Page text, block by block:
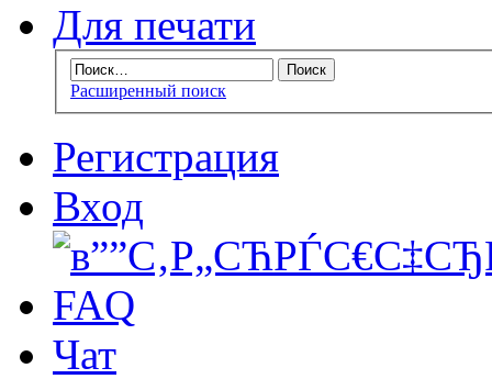
Для печати
Расширенный поиск
Регистрация
Вход
FAQ
Чат